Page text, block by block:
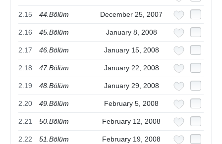
2.15 44.Bölüm December 25, 2007
2.16 45.Bölüm January 8, 2008
2.17 46.Bölüm January 15, 2008
2.18 47.Bölüm January 22, 2008
2.19 48.Bölüm January 29, 2008
2.20 49.Bölüm February 5, 2008
2.21 50.Bölüm February 12, 2008
2.22 51.Bölüm February 19, 2008